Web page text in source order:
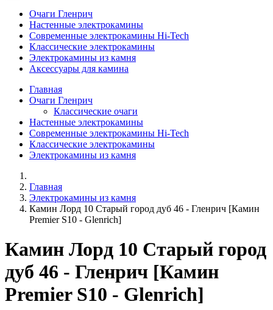
Очаги Гленрич
Настенные электрокамины
Современные электрокамины Hi-Tech
Классические электрокамины
Электрокамины из камня
Аксессуары для камина
Главная
Очаги Гленрич
Классические очаги
Настенные электрокамины
Современные электрокамины Hi-Tech
Классические электрокамины
Электрокамины из камня
Главная
Электрокамины из камня
Камин Лорд 10 Старый город дуб 46 - Гленрич [Камин
Premier S10 - Glenrich]
Камин Лорд 10 Старый город
дуб 46 - Гленрич [Камин
Premier S10 - Glenrich]